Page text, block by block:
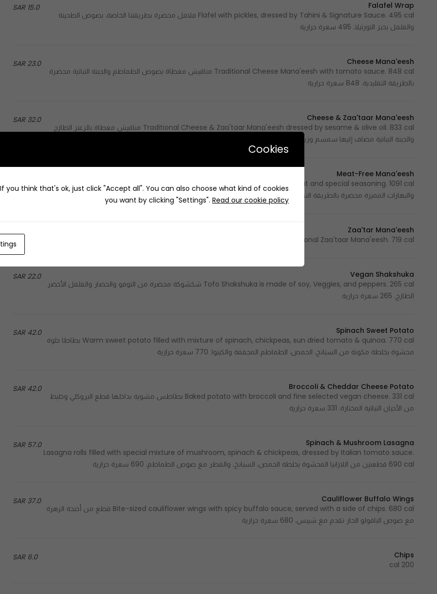
15.0 SAR
Falafel Wrap
Flafel with pickles, dressed by Tahini & Signature Sauce. 495 cal فلافل محضرة بطريقتنا الخاصة، بصوص الطحينة
والفلفل بخبز التورتيلا. 495 سعرة حرارية
23.0 SAR
Cheese Mana'eesh
Traditional Cheese Mana'eesh with tomato sauce. 848 cal مناقيش مغطاة بصوص الطماطم والجبنة النباتية محضرة
بالطريقة التقليدية. 848 سعرة حرارية
32.0 SAR
Cheese & Zaa'taar Mana'eesh
Traditional Cheese & Zaa'taar Mana'eesh dressed by sesame & olive oil. 833 cal مناقيش مغطاة بالزعتر الطازج
والجبنة النباتية مضاف إليها سمسم وزيت الزيتون محضرة بالطريقة التقليدية. 833 سعرة حرارية
Meat-Free Mana'eesh
Traditional Mana'eesh filled with soy-meat and special seasoning. 1091 cal مناقيش بديل الحم المصنوع من الصويا
والبهارات المميزة محضرة بالطريقة التقليدية. 1091 سعرة حرارية
Zaa'tar Mana'eesh
Traditional Zaa'taar Mana'eesh. 719 cal مناقيش مغطاة بالزعتر الطازج محضرة بالطريقة التقليدية. 719 سعرة حرارية
22.0 SAR
Vegan Shakshuka
Tofo Shakshuka is made of soy, Veggies, and peppers. 265 cal شكشوكة محضرة من التوفو والخضار والفلفل الأخضر
الطازج. 265 سعرة حرارية
42.0 SAR
Spinach Sweet Potato
Warm sweet potato filled with mixture of spinach, chickpeas, sun dried tomato & quinoa. 770 cal بطاطا حلوة
محشوة بخلطة مكونة من السبانخ، الحمص، الطماطم المجففة والكينوا. 770 سعرة حرارية
42.0 SAR
Broccoli & Cheddar Cheese Potato
Baked potato with broccoli and fine selected vegan cheese. 331 cal بطاطس مشوية بداخلها قطع البروكلي وخليط
من الأجبان النباتية المختارة. 331 سعرة حرارية
57.0 SAR
Spinach & Mushroom Lasagna
Lasagna rolls filled with special mixture of mushroom, spinach & chickpeas, dressed by Italian tomato sauce.
690 cal قطعتين من اللازانيا المحشوة بخلطة الحمص، السبانخ، والفطر مع صوص الطماطم. 690 سعرة حرارية
37.0 SAR
Cauliflower Buffalo Wings
Bite-sized cauliflower wings with spicy buffalo sauce, served with a side of chips. 680 cal قطع من أجنحة الزهرة
مع صوص البافولو الحار تقدم مع شيبس. 680 سعرة حرارية
6.0 SAR
Chips
200 cal
Cookies
you think that's ok, just click "Accept all". You can also choose what kind of cookies
you want by clicking "Settings". Read our cookie policy